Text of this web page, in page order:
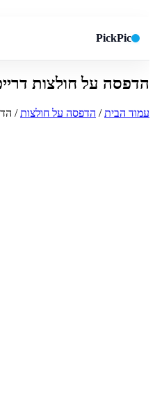
PickPic
הדפסה על חולצות
עמוד הבית/ הדפסה על חולצות/